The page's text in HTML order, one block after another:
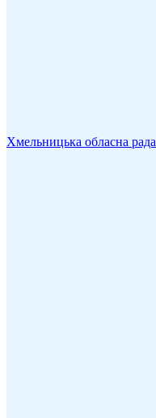
Хмельницька обласна рада